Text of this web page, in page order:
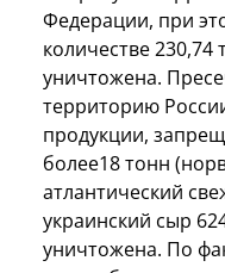
Федерации, при
количестве
уничтожена.
территорию
продукции,
более18 тонн
атлантический
украинский сыр
уничтожена. По